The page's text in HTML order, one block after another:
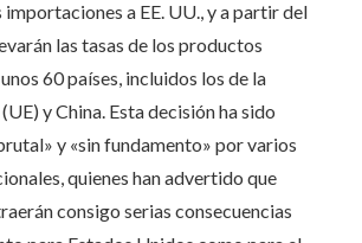
a EE. UU., y a partir del
las tasas de los productos
60 países, incluidos los de la
y China. Esta decisión ha sido
y «sin fundamento» por varios
quienes han advertido que
consigo serias consecuencias